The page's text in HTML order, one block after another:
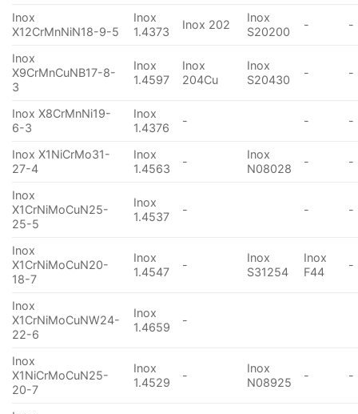
Inox
X12CrMnNiN18-9-5
Inox
1.4373
Inox 202
Inox
S20200
- -
Inox
X9CrMnCuNB17-8-
3
Inox
1.4597
Inox
204Cu
Inox
S20430
- -
Inox X8CrMnNi19-
6-3
Inox
1.4376
- - -
Inox X1NiCrMo31-
27-4
Inox
1.4563
-
Inox
N08028
- -
Inox
X1CrNiMoCuN25-
25-5
Inox
1.4537
- - -
Inox
X1CrNiMoCuN20-
18-7
Inox
1.4547
-
Inox
S31254
Inox
F44
-
Inox
X1CrNiMoCuNW24-
22-6
Inox
1.4659
-
Inox
X1NiCrMoCuN25-
20-7
Inox
1.4529
-
Inox
N08925
- -